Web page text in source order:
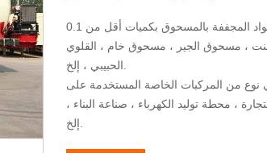
ناقلة الاسمنت السائبة مناسبة لنقل المواد المجففة بالمسحوق بكميات أقل من 0.1
، مسحوق الجير ، مسحوق خام ، القلوي
نوع من المركبات الخاصة المستخدمة على
، محطة توليد الكهرباء ، صناعة البناء ،